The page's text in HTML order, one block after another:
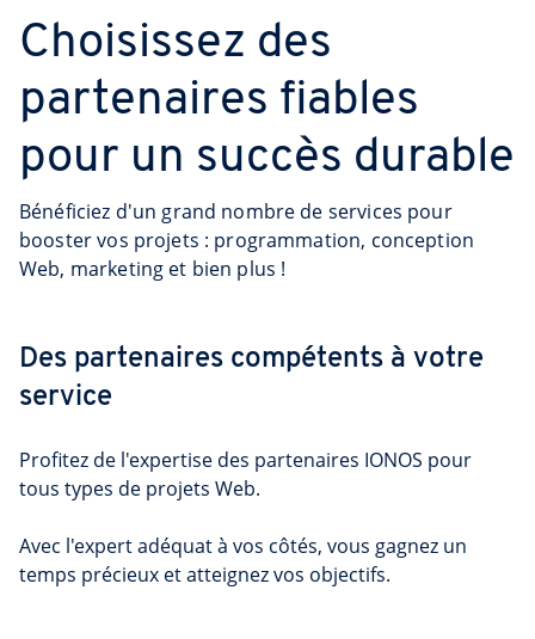
Choisissez des
partenaires fiables
pour un succès durable
Bénéficiez d'un grand nombre de services pour
booster vos projets : programmation, conception
Web, marketing et bien plus !
Des partenaires compétents à votre
service
Profitez de l'expertise des partenaires IONOS pour
tous types de projets Web.
Avec l'expert adéquat à vos côtés, vous gagnez un
temps précieux et atteignez vos objectifs.